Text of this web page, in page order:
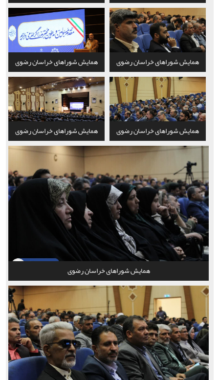
همایش شوراهای خراسان رضوی همایش شوراهای خراسان رضوی
همایش شوراهای خراسان رضوی همایش شوراهای خراسان رضوی
همایش شوراهای خراسان رضوی